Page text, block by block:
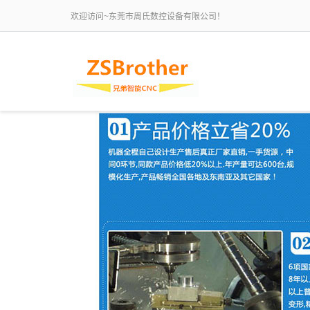
欢迎访问~东莞市周氏数控设备有限公司！